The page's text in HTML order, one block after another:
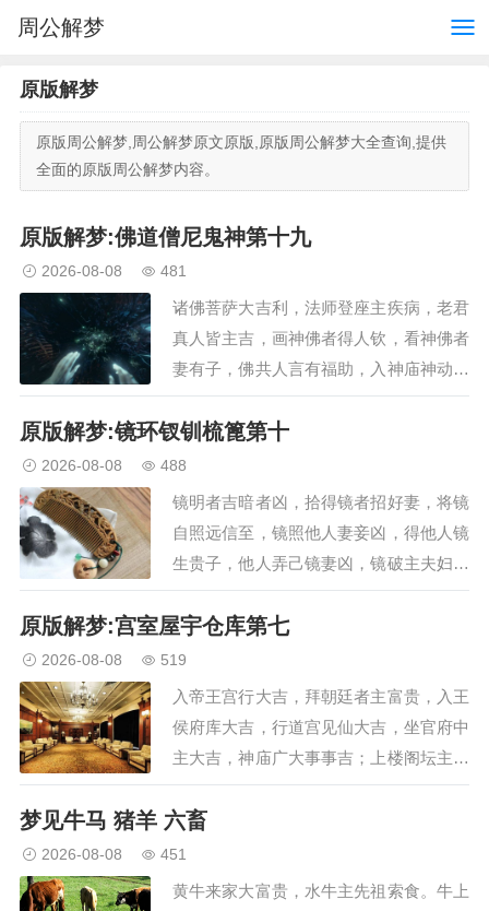
周公解梦
原版解梦
原版周公解梦,周公解梦原文原版,原版周公解梦大全查询,提供
全面的原版周公解梦内容。
原版解梦:佛道僧尼鬼神第十九
2026-08-08 481
诸佛菩萨大吉利，法师登座主疾病，老君
真人皆主吉，画神佛者得人钦，看神佛者
妻有子，佛共人言有福助，入神庙神动大
吉，造幡盖者大吉利…
原版解梦:镜环钗钏梳篦第十
2026-08-08 488
镜明者吉暗者凶，拾得镜者招好妻，将镜
自照远信至，镜照他人妻妾凶，得他人镜
生贵子，他人弄己镜妻凶，镜破主夫妇离
别，金钗动主远行事，金钿成双增爱妄，
钗钏相敲妻必凶，金钗耀主生贵子，花钗
妻妄有奸情，银钗夫妻主相殴，花压妻妾
生外心，人与梳篦得美妾，…
原版解梦:宫室屋宇仓库第七
2026-08-08 519
入帝王宫行大吉，拜朝廷者主富贵，入王
侯府库大吉，行道宫见仙大吉，坐官府中
主大吉，神庙广大事事吉；上楼阁坛主大
吉，上高堂大富贵至；高楼饮洒富贵至，
家起高楼安稳事，上城为人所拽吉，上城
被执官职显，城郭广大财喜多，城中行凶
出门吉，连城青色有喜吉，…
梦见牛马 猪羊 六畜
2026-08-08 451
黄牛来家大富贵，水牛主先祖索食。牛上